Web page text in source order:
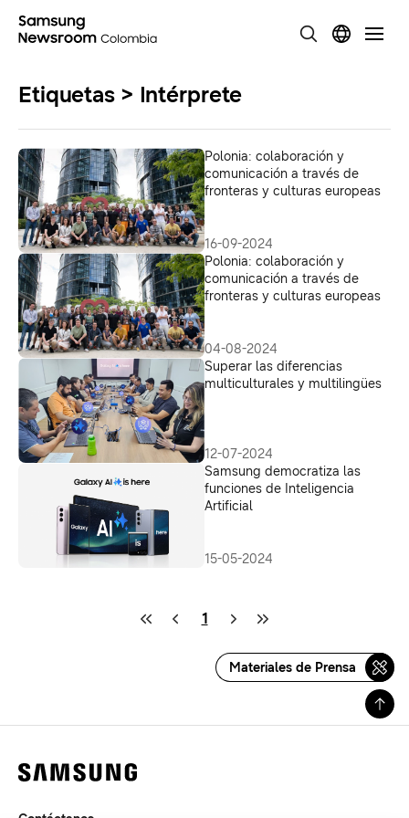
Etiquetas > Intérprete
Polonia: colaboración y
comunicación a través de
fronteras y culturas europeas
16-09-2024
Polonia: colaboración y
comunicación a través de
fronteras y culturas europeas
04-08-2024
Superar las diferencias
multiculturales y multilingües
12-07-2024
Samsung democratiza las
funciones de Inteligencia
Artificial
15-05-2024
1
Materiales de Prensa